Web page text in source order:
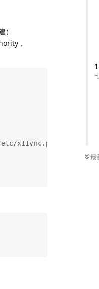
1
最
，
x11vnc.pass -rfbport